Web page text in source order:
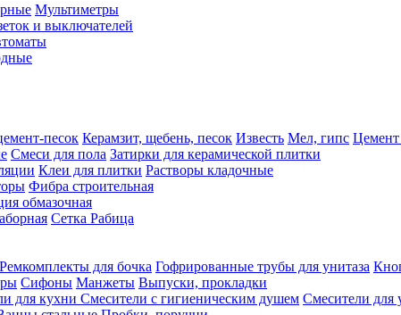
Мультиметры
и выключателей
песок Керамзит, щебень, песок Известь Мел, гипс
Смеси для пола Затирки для керамической плитки
Клеи для плитки Растворы кладочные
Фибра строительная
обмазочная
Сетка Рабица
Ремкомплекты для бочка Гофрированные трубы для унитаза
Сифоны Манжеты Выпуски, прокладки
для кухни Смесители с гигиеническим душем Смесители для